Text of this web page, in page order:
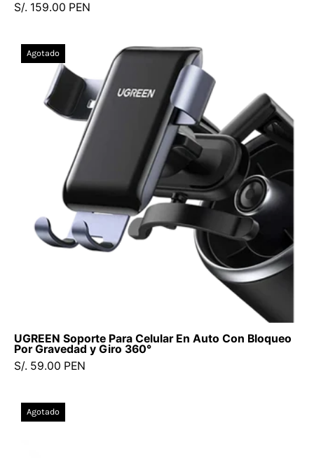
S/. 159.00 PEN
UGREEN
Soporte
Para
Celular
En
Auto
Con
Bloqueo
Por
Gravedad
y
Agotado
UGREEN Soporte Para Celular En Auto Con Bloqueo
Por Gravedad y Giro 360°
S/. 59.00 PEN
Agotado